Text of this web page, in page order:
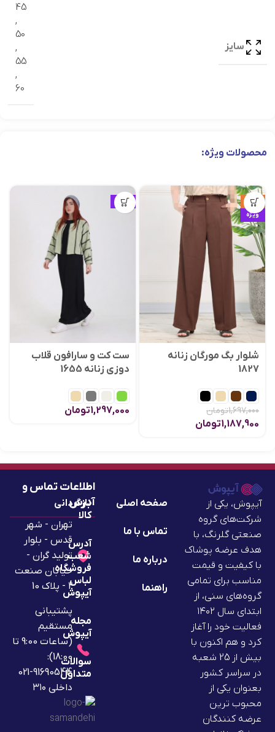
سایز
45
,
50
,
55
,
60
محصولات ویژه:
حراج
ویژه
شلوار بگ مورگان زنانه
1827
1,697,000تومان
1,187,900تومان
ویژه
ست کت و سارافون قلاب
دوزی زنانه 1655
1,297,000تومان
آیپوش، یکی از
شرکت‌های گروه
صنعتی گلرنگ، با
هدف عرضه پوشاک
با کیفیت و قیمت
مناسب برای تمامی
گروه‌های سنی، از
ابتدای سال ۱۴۰۲
فعالیت خود را آغاز
کرد و هم اکنون با
بیش از 25 شعبه
در سراسر کشور
بعنوان یکی از
محبوب ترین
عرضه کنندگان
صفحه اصلی
تماس با ما
درباره ما
راهنما
بازگردانی
کالا
آدرس
شعب
فروشگاه
لباس
آیپوش
مجله
آیپوش
سوالات
متداول
تهران - شهر
قدس - بلوار
تولید گران -
خیابان صنعت
2 - پلاک 10
پشتیبانی
مستقیم
(ساعات 9:00 تا
18:00):
91690544-021
داخلی ۳۱۰
اطلاعات تماس و
آدرس